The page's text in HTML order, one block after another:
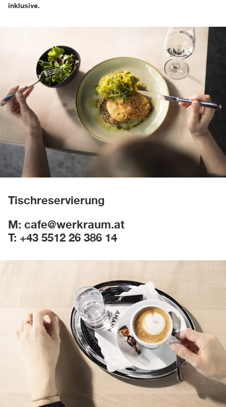
inklusive.
Tischreservierung
M: cafe@werkraum.at
T: +43 5512 26 386 14